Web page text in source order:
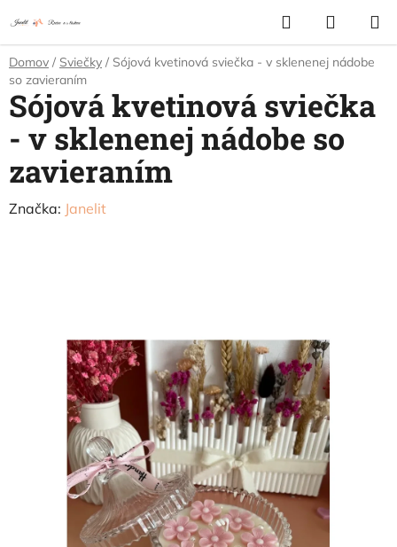
na
obsah
Hľadať
KOŠÍK
Domov / Sviečky / Sójová kvetinová sviečka - v sklenenej nádobe
so zavieraním
Sójová kvetinová sviečka
- v sklenenej nádobe so
zavieraním
Značka: Janelit